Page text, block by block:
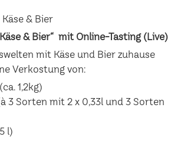
& Bier“ mit Online-Tasting (Live)
mit Käse und Bier zuhause
Verkostung von:
1,2kg)
3 Sorten mit 2 x 0,33l und 3 Sorten
l)